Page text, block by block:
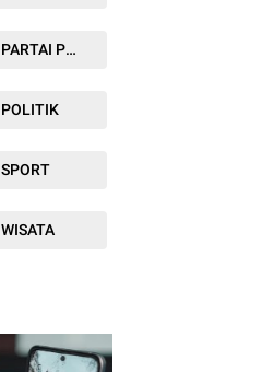
PARTAI POLITIK
POLITIK
SPORT
WISATA